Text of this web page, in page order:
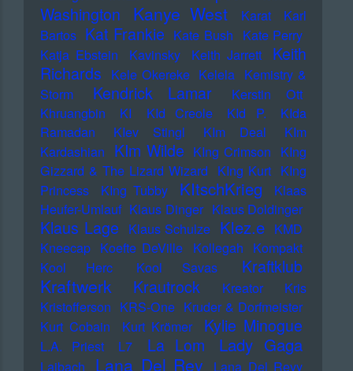
Washington
Kanye West Karat
Karl
Bartos Kat Frankie Kate Bush Kate Perry
Katja Ebstein
Kavinsky Keith Jarrett
Keith
Richards Kele Okereke Kelela Kemistry &
Storm
Kendrick Lamar
Kerstin Ott
Khruangbin
KI KId Creole KId P.
KIda
Ramadan
KIev Stingl KIm Deal
KIm
Kardashian KIm Wilde KIng Crimson KIng
Gizzard & The Lizard Wizard KIng Kurt KIng
Princess
KIng Tubby KItschKrieg
Klaas
Heufer-Umlauf Klaus Dinger Klaus Doldinger
Klaus Lage Klaus Schulze Klez.e KMD
Kneecap Koefte DeVille Kollegah Kompakt
Kool Herc
Kool Savas Kraftklub
Kraftwerk Krautrock Kreator
Kris
Kristofferson KRS-One Kruder & Dorfmeister
Kurt Cobain
Kurt Krömer Kylie Minogue
L.A. Priest L7 La Lom Lady Gaga
Laibach Lana Del Rey
Lana Del Reyy